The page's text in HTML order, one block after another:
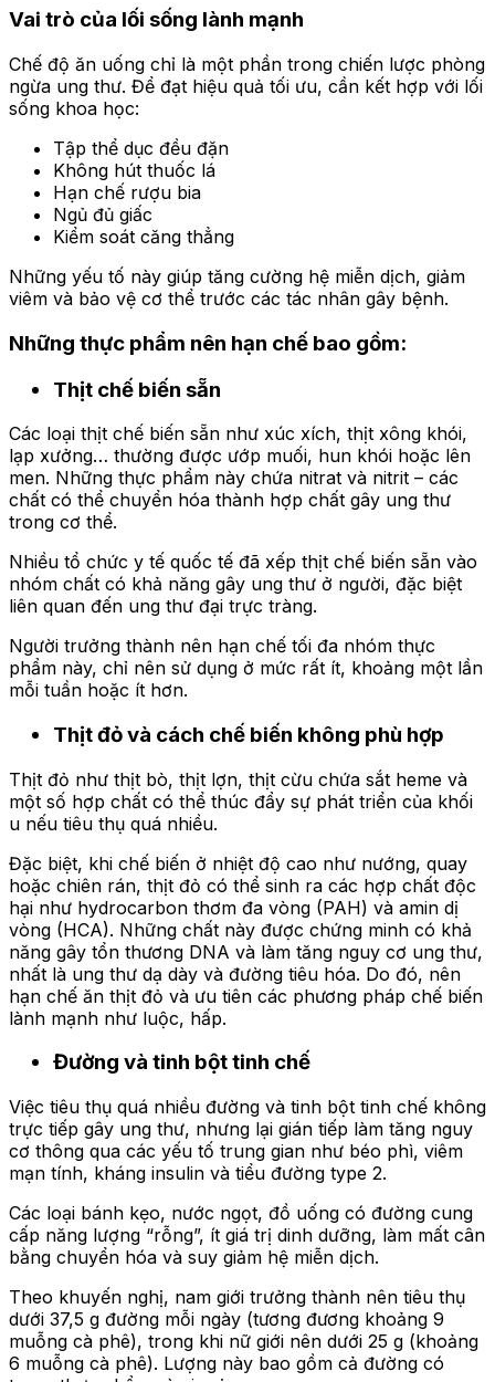
Vai trò của lối sống lành mạnh
Chế độ ăn uống chỉ là một phần trong chiến lược phòng
ngừa ung thư. Để đạt hiệu quả tối ưu, cần kết hợp với lối
sống khoa học:
Tập thể dục đều đặn
Không hút thuốc lá
Hạn chế rượu bia
Ngủ đủ giấc
Kiểm soát căng thẳng
Những yếu tố này giúp tăng cường hệ miễn dịch, giảm
viêm và bảo vệ cơ thể trước các tác nhân gây bệnh.
Những thực phẩm nên hạn chế bao gồm:
Thịt chế biến sẵn
Các loại thịt chế biến sẵn như xúc xích, thịt xông khói,
lạp xưởng… thường được ướp muối, hun khói hoặc lên
men. Những thực phẩm này chứa nitrat và nitrit – các
chất có thể chuyển hóa thành hợp chất gây ung thư
trong cơ thể.
Nhiều tổ chức y tế quốc tế đã xếp thịt chế biến sẵn vào
nhóm chất có khả năng gây ung thư ở người, đặc biệt
liên quan đến ung thư đại trực tràng.
Người trưởng thành nên hạn chế tối đa nhóm thực
phẩm này, chỉ nên sử dụng ở mức rất ít, khoảng một lần
mỗi tuần hoặc ít hơn.
Thịt đỏ và cách chế biến không phù hợp
Thịt đỏ như thịt bò, thịt lợn, thịt cừu chứa sắt heme và
một số hợp chất có thể thúc đẩy sự phát triển của khối
u nếu tiêu thụ quá nhiều.
Đặc biệt, khi chế biến ở nhiệt độ cao như nướng, quay
hoặc chiên rán, thịt đỏ có thể sinh ra các hợp chất độc
hại như hydrocarbon thơm đa vòng (PAH) và amin dị
vòng (HCA). Những chất này được chứng minh có khả
năng gây tổn thương DNA và làm tăng nguy cơ ung thư,
nhất là ung thư dạ dày và đường tiêu hóa. Do đó, nên
hạn chế ăn thịt đỏ và ưu tiên các phương pháp chế biến
lành mạnh như luộc, hấp.
Đường và tinh bột tinh chế
Việc tiêu thụ quá nhiều đường và tinh bột tinh chế không
trực tiếp gây ung thư, nhưng lại gián tiếp làm tăng nguy
cơ thông qua các yếu tố trung gian như béo phì, viêm
mạn tính, kháng insulin và tiểu đường type 2.
Các loại bánh kẹo, nước ngọt, đồ uống có đường cung
cấp năng lượng “rỗng”, ít giá trị dinh dưỡng, làm mất cân
bằng chuyển hóa và suy giảm hệ miễn dịch.
Theo khuyến nghị, nam giới trưởng thành nên tiêu thụ
dưới 37,5 g đường mỗi ngày (tương đương khoảng 9
muỗng cà phê), trong khi nữ giới nên dưới 25 g (khoảng
6 muỗng cà phê). Lượng này bao gồm cả đường có